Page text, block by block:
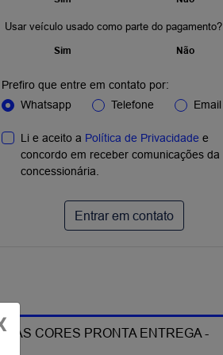
Usar veículo usado como parte do pagamento?
Sim Não
Prefiro que entre em contato por:
Whatsapp
Telefone Email
Li e aceito a Política de Privacidade e
concordo em receber comunicações da
concessionária.
Entrar em contato
CORES PRONTA ENTREGA -